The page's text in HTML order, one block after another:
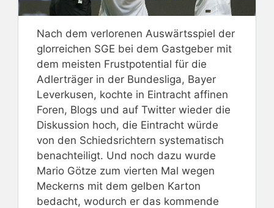
Nach dem verlorenen Auswärtsspiel der
glorreichen SGE bei dem Gastgeber mit
dem meisten Frustpotential für die
Adlerträger in der Bundesliga, Bayer
Leverkusen, kochte in Eintracht affinen
Foren, Blogs und auf Twitter wieder die
Diskussion hoch, die Eintracht würde
von den Schiedsrichtern systematisch
benachteiligt. Und noch dazu wurde
Mario Götze zum vierten Mal wegen
Meckerns mit dem gelben Karton
bedacht, wodurch er das kommende